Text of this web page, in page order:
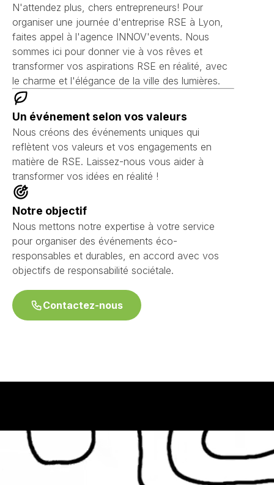
N'attendez plus, chers entrepreneurs! Pour
organiser une journée d'entreprise RSE à Lyon,
faites appel à l'agence INNOV'events. Nous
sommes ici pour donner vie à vos rêves et
transformer vos aspirations RSE en réalité, avec
le charme et l'élégance de la ville des lumières.
Un événement selon vos valeurs
Nous créons des événements uniques qui
reflètent vos valeurs et vos engagements en
matière de RSE. Laissez-nous vous aider à
transformer vos idées en réalité !
Notre objectif
Nous mettons notre expertise à votre service
pour organiser des événements éco-
responsables et durables, en accord avec vos
objectifs de responsabilité sociétale.
Contactez-nous